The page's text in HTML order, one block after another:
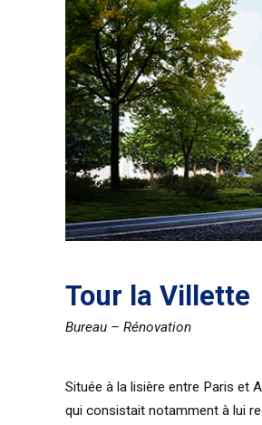
Tour la Villette
Bureau – Rénovation
Située à la lisière entre Paris et
qui consistait notamment à lui